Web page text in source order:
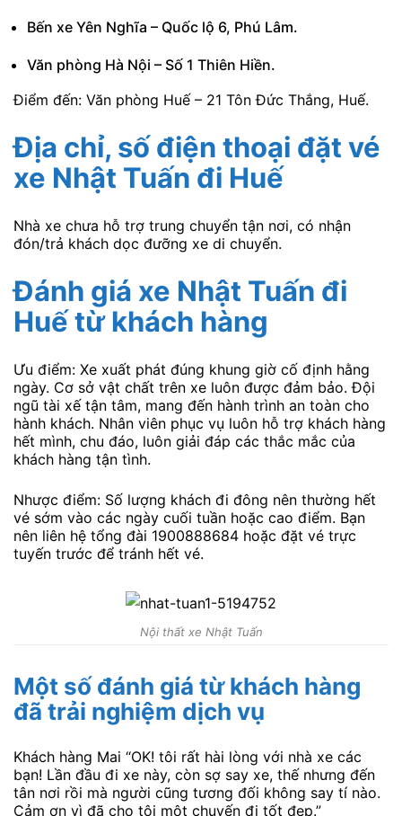
Bến xe Yên Nghĩa – Quốc lộ 6, Phú Lâm.
Văn phòng Hà Nội – Số 1 Thiên Hiền.
Điểm đến: Văn phòng Huế – 21 Tôn Đức Thắng, Huế.
Địa chỉ, số điện thoại đặt vé
xe Nhật Tuấn đi Huế
Nhà xe chưa hỗ trợ trung chuyển tận nơi, có nhận
đón/trả khách dọc đưỡng xe di chuyển.
Đánh giá xe Nhật Tuấn đi
Huế từ khách hàng
Ưu điểm: Xe xuất phát đúng khung giờ cố định hằng
ngày. Cơ sở vật chất trên xe luôn được đảm bảo. Đội
ngũ tài xế tận tâm, mang đến hành trình an toàn cho
hành khách. Nhân viên phục vụ luôn hỗ trợ khách hàng
hết mình, chu đáo, luôn giải đáp các thắc mắc của
khách hàng tận tình.
Nhược điểm: Số lượng khách đi đông nên thường hết
vé sớm vào các ngày cuối tuần hoặc cao điểm. Bạn
nên liên hệ tổng đài 1900888684 hoặc đặt vé trực
tuyến trước để tránh hết vé.
Nội thất xe Nhật Tuấn
Một số đánh giá từ khách hàng
đã trải nghiệm dịch vụ
Khách hàng Mai “OK! tôi rất hài lòng với nhà xe các
bạn! Lần đầu đi xe này, còn sợ say xe, thế nhưng đến
tân nơi rồi mà người cũng tương đối không say tí nào.
Cảm ơn vì đã cho tôi một chuyến đi tốt đẹp.”